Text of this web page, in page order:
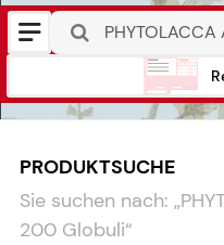
PRODUKTSUCHE
Sie suchen nach: „
200 Globuli“